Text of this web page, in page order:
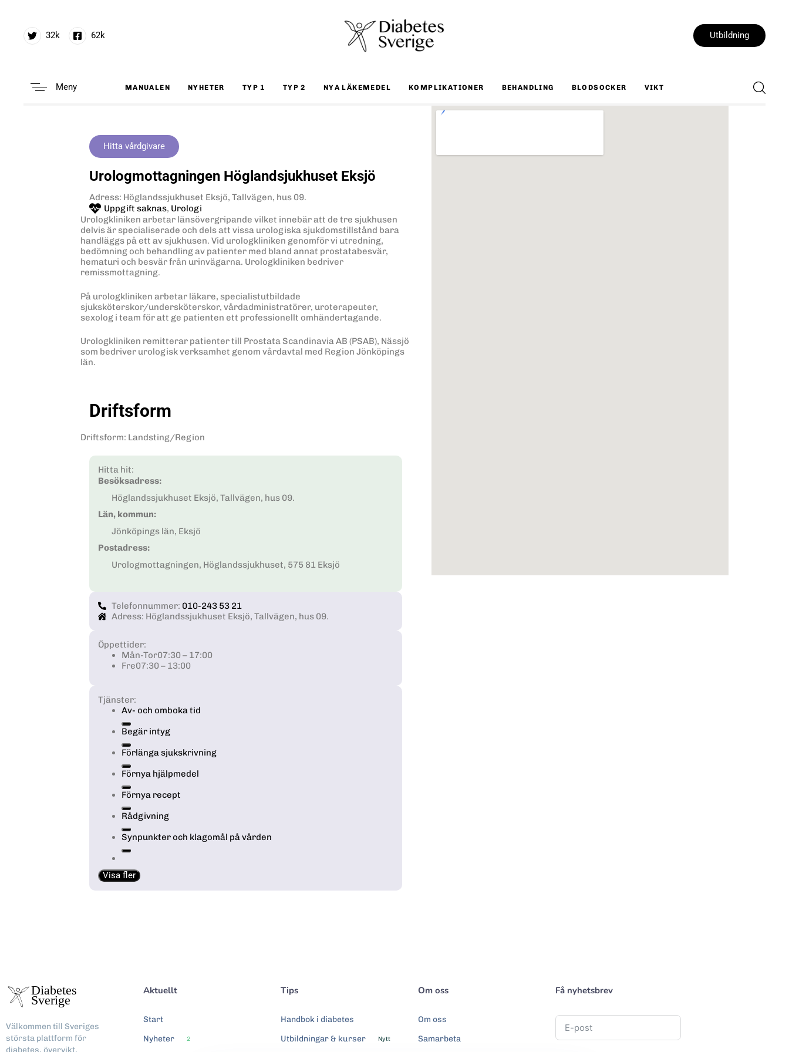
32k 62k Utbildning
Meny MANUALEN NYHETER TYP 1 TYP 2 NYA LÄKEMEDEL KOMPLIKATIONER BEHANDLING BLODSOCKER VIKT
Hitta vårdgivare
Urologmottagningen Höglandsjukhuset Eksjö
Adress: Höglandssjukhuset Eksjö, Tallvägen, hus 09.
Uppgift saknas, Urologi
Urologkliniken arbetar länsövergripande vilket innebär att de tre sjukhusen
delvis är specialiserade och dels att vissa urologiska sjukdomstillstånd bara
handläggs på ett av sjukhusen. Vid urologkliniken genomför vi utredning,
bedömning och behandling av patienter med bland annat prostatabesvär,
hematuri och besvär från urinvägarna. Urologkliniken bedriver
remissmottagning.
På urologkliniken arbetar läkare, specialistutbildade
sjuksköterskor/undersköterskor, vårdadministratörer, uroterapeuter,
sexolog i team för att ge patienten ett professionellt omhändertagande.
Urologkliniken remitterar patienter till Prostata Scandinavia AB (PSAB), Nässjö
som bedriver urologisk verksamhet genom vårdavtal med Region Jönköpings
län.
Driftsform
Driftsform: Landsting/Region
Hitta hit:
Besöksadress:
Höglandssjukhuset Eksjö, Tallvägen, hus 09.
Län, kommun:
Jönköpings län, Eksjö
Postadress:
Urologmottagningen, Höglandssjukhuset, 575 81 Eksjö
Telefonnummer: 010-243 53 21
Adress: Höglandssjukhuset Eksjö, Tallvägen, hus 09.
Öppettider:
Mån-Tor07:30 – 17:00
Fre07:30 – 13:00
Tjänster:
Av- och omboka tid
Begär intyg
Förlänga sjukskrivning
Förnya hjälpmedel
Förnya recept
Rådgivning
Synpunkter och klagomål på vården
Visa fler
Välkommen till Sveriges
största plattform för
Aktuellt
Start
Nyheter
2
Tips
Handbok i diabetes
Utbildningar & kurser
Nytt
Om oss
Om oss
Samarbeta
Få nyhetsbrev